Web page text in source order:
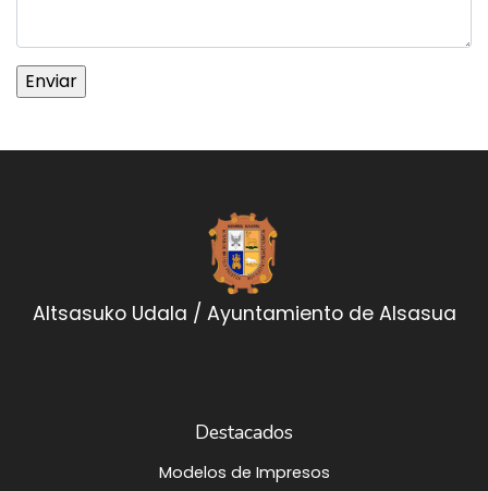
Altsasuko Udala / Ayuntamiento de Alsasua
Destacados
Modelos de Impresos